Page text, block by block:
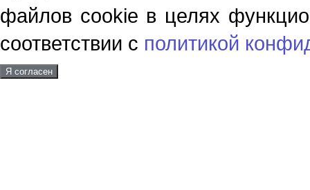
файлов cookie в целях
соответствии с политикой
Я согласен